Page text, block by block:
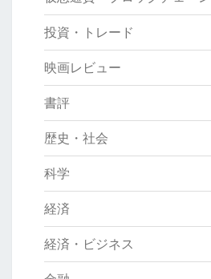
投資・トレード
映画レビュー
書評
歴史・社会
科学
経済
経済・ビジネス